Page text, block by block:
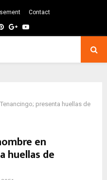
Contact
Pinterest
GoogleYoutube
presenta huellas de
en
huellas de